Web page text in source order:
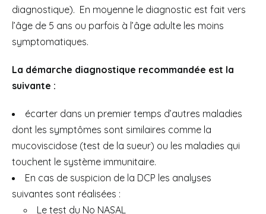
diagnostique). En moyenne le diagnostic est fait vers
l’âge de 5 ans ou parfois à l’âge adulte les moins
symptomatiques.
La démarche diagnostique recommandée est la
suivante :
écarter dans un premier temps d’autres maladies
dont les symptômes sont similaires comme la
mucoviscidose (test de la sueur) ou les maladies qui
touchent le système immunitaire.
En cas de suspicion de la DCP les analyses
suivantes sont réalisées :
Le test du No NASAL